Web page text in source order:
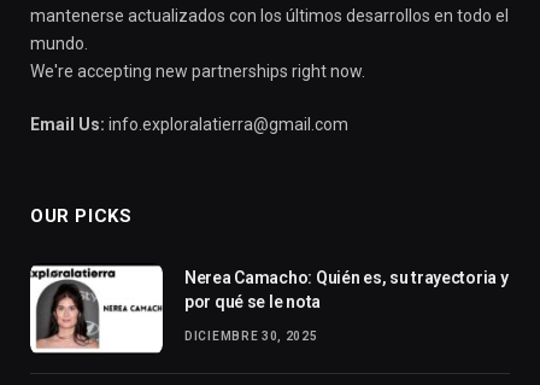
mantenerse actualizados con los últimos desarrollos en todo el
mundo.
We're accepting new partnerships right now.
Email Us: info.exploralatierra@gmail.com
OUR PICKS
Nerea Camacho: Quién es, su trayectoria y
por qué se le nota
DICIEMBRE 30, 2025